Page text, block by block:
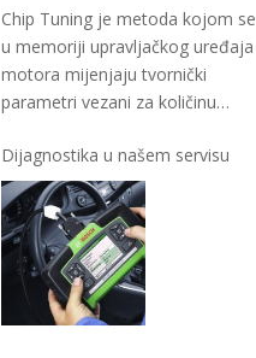
Chip Tuning je metoda kojom se
u memoriji upravljačkog uređaja
motora mijenjaju tvornički
parametri vezani za količinu
Dijagnostika u našem servisu